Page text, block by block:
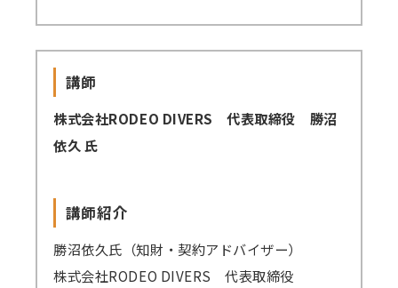
セミナー会場アクセス
講師
株式会社RODEO DIVERS 代表取締役 勝沼
依久 氏
講師紹介
勝沼依久氏（知財・契約アドバイザー）
株式会社RODEO DIVERS 代表取締役